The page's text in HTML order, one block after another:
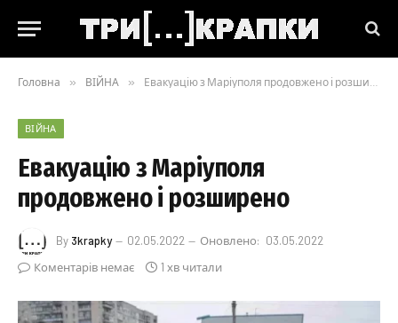
Головна » ВІЙНА » Евакуацію з Маріуполя продовжено і розширено
ВІЙНА
Евакуацію з Маріуполя
продовжено і розширено
By 3krapky 02.05.2022 Оновлено: 03.05.2022
Коментарів немає
1 хв читали